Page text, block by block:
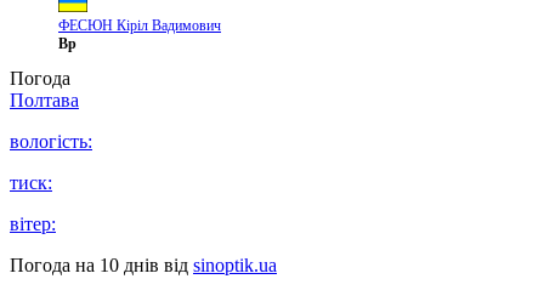
ФЕСЮН Кіріл Вадимович
Вр
Погода
Полтава
вологість:
тиск:
вітер:
Погода на 10 днів від sinoptik.ua